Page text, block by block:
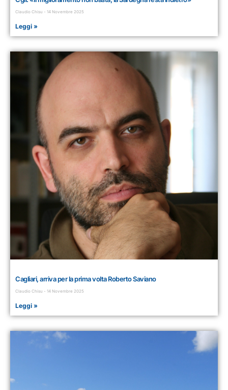
Claudio Chisu 14 Novembre 2025
Leggi »
Cagliari, arriva per la prima volta Roberto Saviano
Claudio Chisu 14 Novembre 2025
Leggi »